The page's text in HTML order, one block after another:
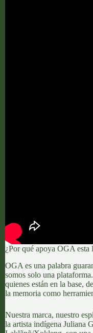
¿Por qué apoya OGA esta
OGA es una palabra
somos solo una
quienes están en la base,
la memoria como
Nuestra marca, nuestro
la artista indígena Juliana